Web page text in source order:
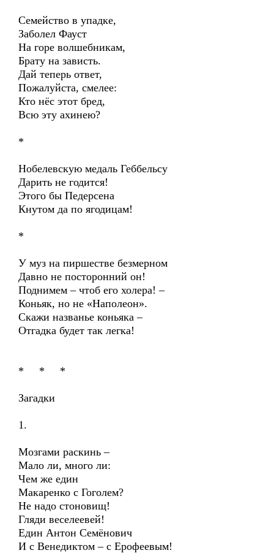
Семейство в упадке,
Заболел Фауст
На горе волшебникам,
Брату на зависть.
Дай теперь ответ,
Пожалуйста, смелее:
Кто нёс этот бред,
Всю эту ахинею?
*
Нобелевскую медаль Геббельсу
Дарить не годится!
Этого бы Педерсена
Кнутом да по ягодицам!
*
У муз на пиршестве безмерном
Давно не посторонний он!
Поднимем – чтоб его холера! –
Коньяк, но не «Наполеон».
Скажи названье коньяка –
Отгадка будет так легка!
* * *
Загадки
1.
Мозгами раскинь –
Мало ли, много ли:
Чем же един
Макаренко с Гоголем?
Не надо стоновищ!
Гляди веселеевей!
Един Антон Семёнович
И с Венедиктом – с Ерофеевым!